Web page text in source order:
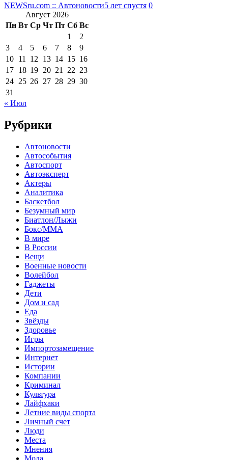
NEWSru.com :: Автоновости5 лет спустя 0
Август 2026
Пн Вт Ср Чт Пт Сб Вс
1
2
3
4 5 6 7 8
9
10 11 12 13 14 15 16
17 18 19 20 21 22 23
24 25 26 27 28 29 30
31
« Июл
Рубрики
Автоновости
Автособытия
Автоспорт
Автоэксперт
Актеры
Аналитика
Баскетбол
Безумный мир
Биатлон/Лыжи
Бокс/MMA
В мире
В России
Вещи
Военные новости
Волейбол
Гаджеты
Дети
Дом и сад
Еда
Звёзды
Здоровье
Игры
Импортозамещение
Интернет
Истории
Компании
Криминал
Культура
Лайфхаки
Летние виды спорта
Личный счет
Люди
Места
Мнения
Мода